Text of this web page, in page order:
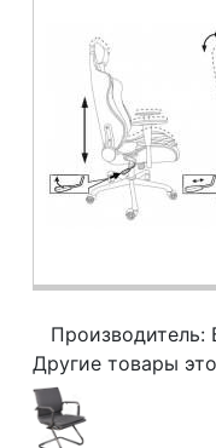
Производитель:
Другие товары